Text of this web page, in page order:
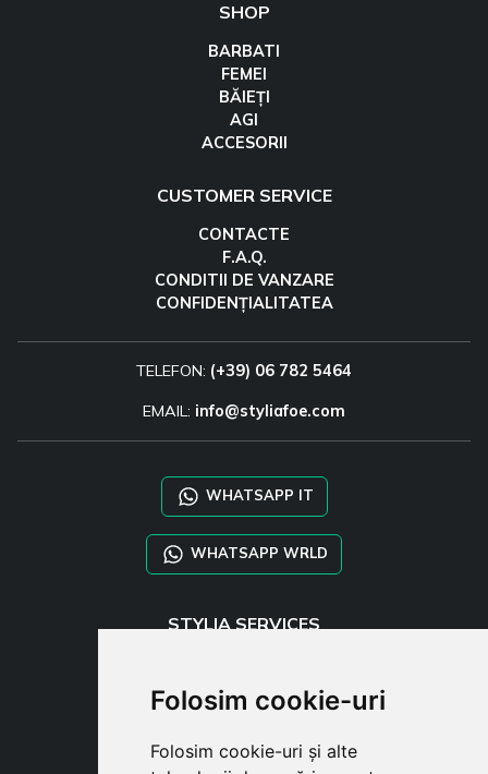
Folosim cookie-uri
Folosim cookie-uri și alte
SHOP
BARBATI
FEMEI
BĂIEȚI
AGI
ACCESORII
CUSTOMER SERVICE
CONTACTE
F.A.Q.
CONDITII DE VANZARE
CONFIDENȚIALITATEA
TELEFON: (+39) 06 782 5464
EMAIL: info@styliafoe.com
WHATSAPP IT
WHATSAPP WRLD
STYLIA SERVICES
TAYLOR MADE ORDERS
DROPSHIPPING
USER